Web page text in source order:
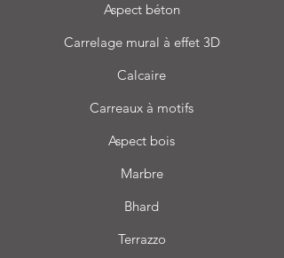
Aspect béton
Carrelage mural à effet 3D
Calcaire
Carreaux à motifs
Aspect bois
Marbre
Bhard
Terrazzo